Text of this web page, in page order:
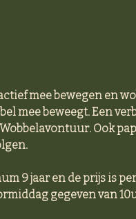
mee bewegen en
mee beweegt. Een
Ook
9 jaar en de prijs is
gegeven van